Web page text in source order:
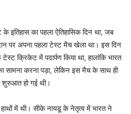
का पहला ऐतिहासिक दिन था, जब
पर अपना पहला टेस्ट मैच खेला था। इस दिन
क्रिकेट में पदार्पण किया था, हालांकि भारत
सामना करना पड़ा, लेकिन इस मैच के साथ ही
शुरुआत हो गई थी।
में थी। सीके नायडू के नेतृत्व में भारत ने